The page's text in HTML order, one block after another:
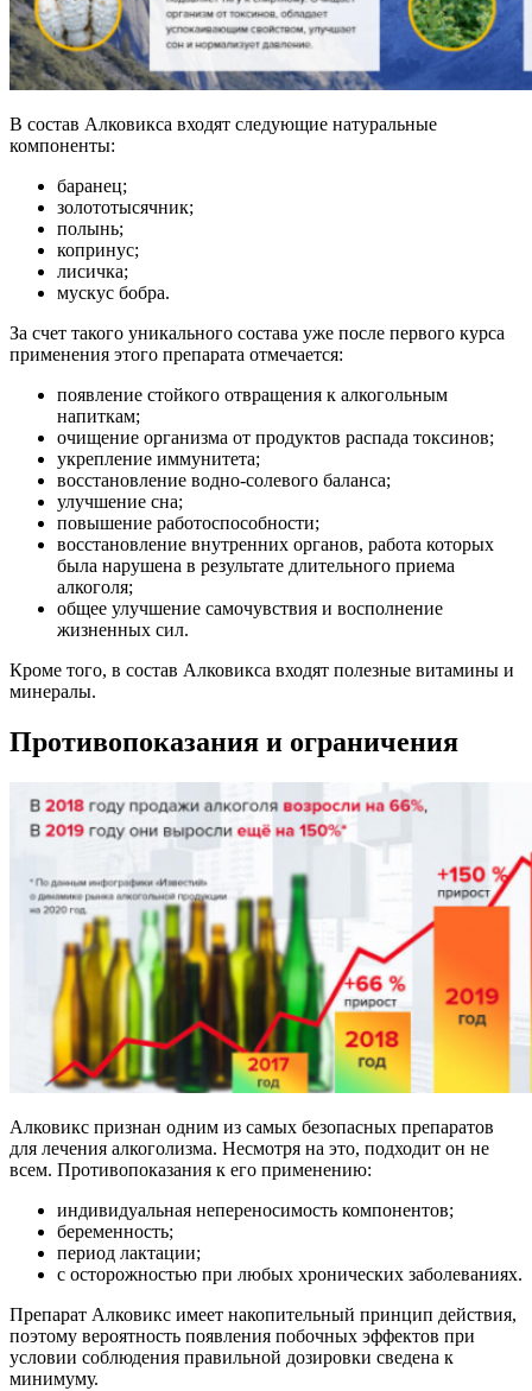
В состав Алковикса входят следующие натуральные
компоненты:
баранец;
золототысячник;
полынь;
копринус;
лисичка;
мускус бобра.
За счет такого уникального состава уже после первого курса
применения этого препарата отмечается:
появление стойкого отвращения к алкогольным
напиткам;
очищение организма от продуктов распада токсинов;
укрепление иммунитета;
восстановление водно-солевого баланса;
улучшение сна;
повышение работоспособности;
восстановление внутренних органов, работа которых
была нарушена в результате длительного приема
алкоголя;
общее улучшение самочувствия и восполнение
жизненных сил.
Кроме того, в состав Алковикса входят полезные витамины и
минералы.
Противопоказания и ограничения
Алковикс признан одним из самых безопасных препаратов
для лечения алкоголизма. Несмотря на это, подходит он не
всем. Противопоказания к его применению:
индивидуальная непереносимость компонентов;
беременность;
период лактации;
с осторожностью при любых хронических заболеваниях.
Препарат Алковикс имеет накопительный принцип действия,
поэтому вероятность появления побочных эффектов при
условии соблюдения правильной дозировки сведена к
минимуму.